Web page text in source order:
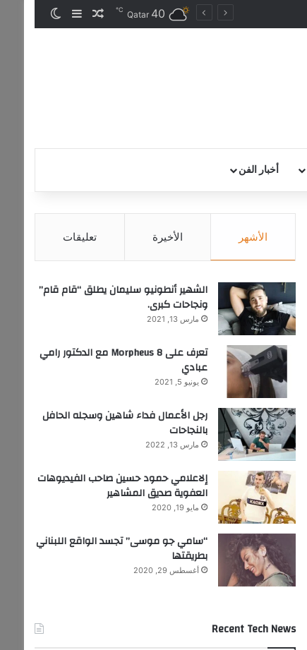
Qatar 40
℃ مقال عشوائي
إضافة عمود
أخبار الفن
الأشهر الأخيرة تعليقات
الشهير أنطونيو سليمان يطلق “قام قام”
ونجاحات كبرى.
مارس 13, 2021
تعرف على Morpheus 8 مع الدكتور رامي
عبادي
يونيو 5, 2021
رجل الأعمال فداء شاهين وسجله الحافل
بالنجاحات
مارس 13, 2022
إلاعلامي حمود حسين صاحب الفيديوهات
العفوية صديق المشاهير
مايو 19, 2020
“سامي جو موسى” تجسد الواقع اللبناني
بطريقتها
أغسطس 29, 2020
Recent Tech News